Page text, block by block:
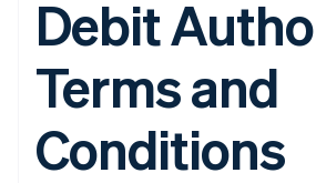
Debit
Terms and
Conditions